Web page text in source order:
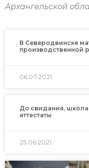
Архангельской
В Северодвинске
производственной
06.07.2021
До свидания,
аттестаты
25.06.2021